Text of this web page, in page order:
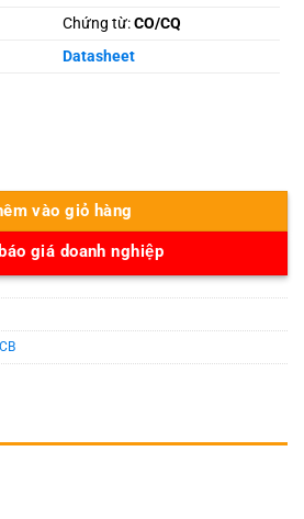
Chứng từ:CO/CQ
Datasheet
vào giỏ hàng
giá doanh nghiệp